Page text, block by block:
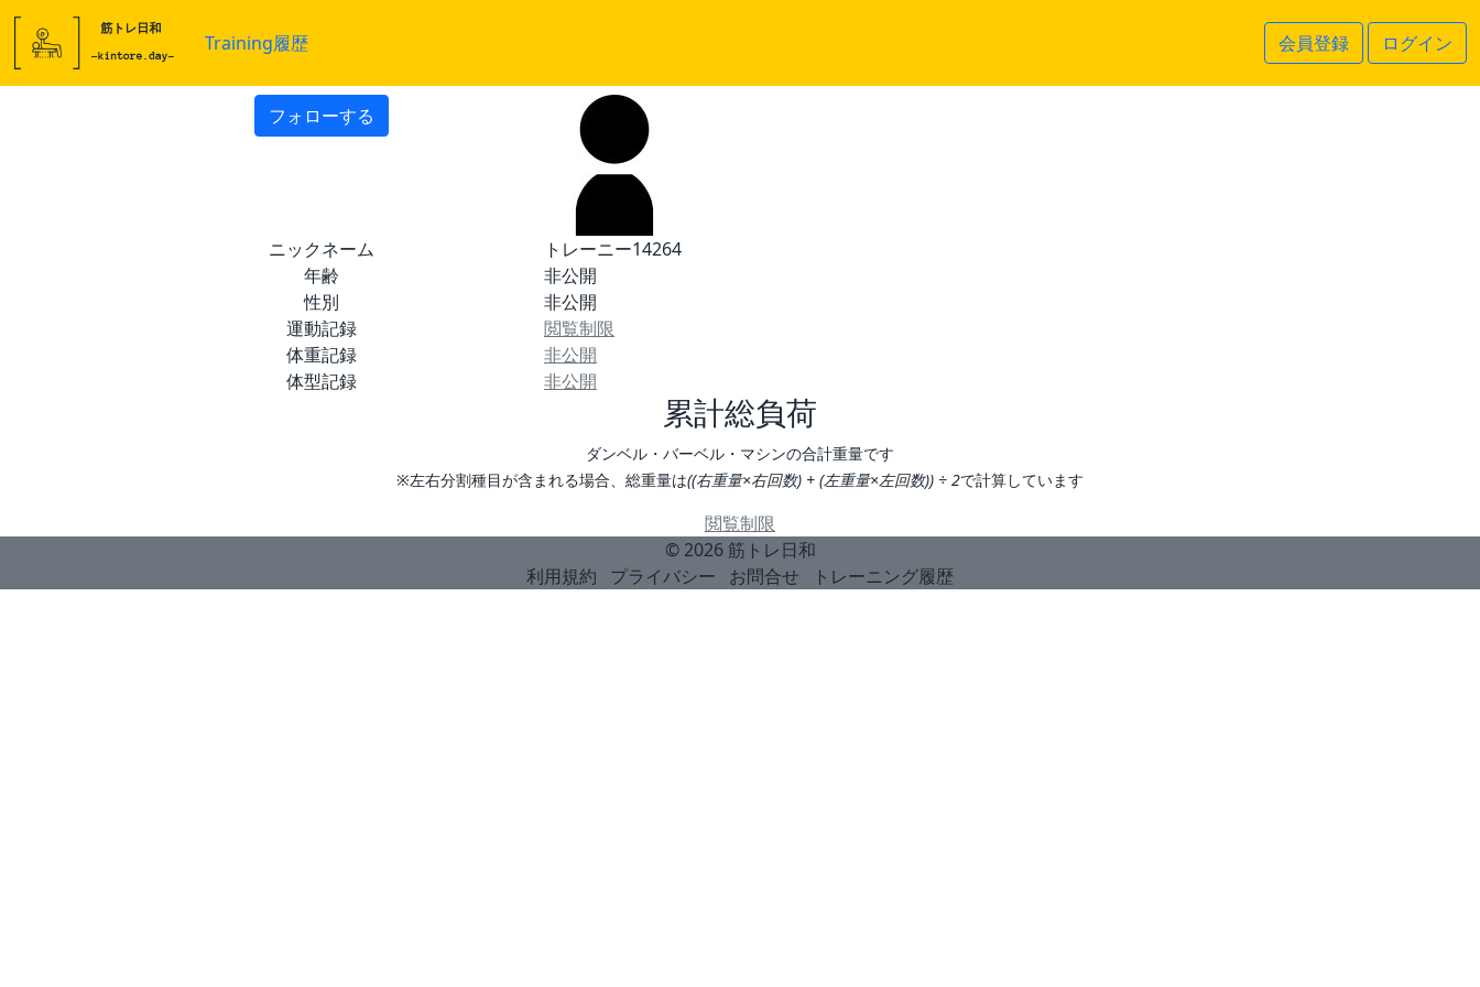
Training履歴 会員登録 ログイン
フォローする
ニックネーム
トレーニー14264
年齢
非公開
性別
非公開
運動記録
閲覧制限
体重記録
非公開
体型記録
非公開
累計総負荷
ダンベル・バーベル・マシンの合計重量です
※左右分割種目が含まれる場合、総重量は((右重量×右回数) + (左重量×左回数)) ÷ 2で計算しています
閲覧制限
© 2026 筋トレ日和
利用規約
プライバシー お問合せ トレーニング履歴